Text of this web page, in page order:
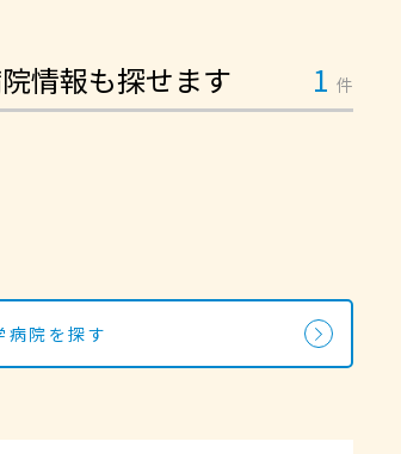
情報も探せます 1 件
病院を探す